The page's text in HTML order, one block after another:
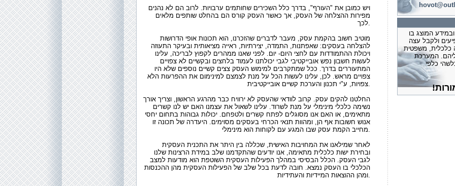
ויש כמובן את "העורף", בדרך כלל השכירים שחותמים ערבויות. לרוב הם לא נהנים
מפירות ההצלחה של העסק, אך כאשר העסק קורס הם בהחלט שותפים מלאים
לכך.
מוטיב חשוב בהקמת עסק, מעבר לדברים שהזכרנו, הוא תכונות אופי הדרושות
להצלחה בעסקים: שאפתנות, התמדה, יצירתיות, ראייה מציאותית ובעיקר התעוזה
ויכולת ההתמודדות עם לחצי היום- יום. לפני שאנו ממהרים לקפוץ לבריכה, עלינו
לעשות חשבון נפש אובייקטיבי לגבי יכולתנו לעמוד בלחצים ובקשיים לא צפויים
המתעוררים בדרך. ככל שמתקרבים למימוש העסק צצים קשיים נוספים שלא היו
צפויים מראש. לכן, עלינו לעשות הכל על מנת לצמצם למינימום את ההפרעות הלא
צפויות, ע"י תכנון והערכת קשיים אובייקטיבית.
החלטנו להקים עסק. קרוב לוודאי שהעסק לא ירוויח כבר מהרגע הראשון, וצריך אורך
נשימה כלכלי מינימלי על מנת לשרוד. עלינו לשאול את עצמנו האם יש לנו קשרים
מתאימים, או האם אנו מסוגלים לפתח קשרים ולטפחם. יכולות גבוהות בתחום יחסי
אנוש חשובות אף הן, ומהוות תנאי הכרחי בעסקים מסוימים. היעדרה של תכונה זו
מחייב הקמת עסק שבו המגע עם לקוחות הוא מינימלי.
לאחר שמילאנו את המחויבות האישית, שכללה בין היתר את התכנית העסקית
ובחירת ישות כלכלית מתאימה, אנו יודעים שהתקדמנו שלב במידת הרצינות שלנו
לגבי העסק. הכלל הבסיסי במהלך הפעילות העסקית השוטפת הוא מודעות למצב
הכלכלי בו העסק נמצא. חובה לדעת בכל שלב של הפעילות העסקית מהן ההכנסות
ומהן ההוצאות המיידיות והעתידיות.
בחיפה קבע
בחיפה קבע
- יש להמציא לחייבים הן את דוחות
המקורי
בת"א קבע
.ניתן לתת הפטר למרות שלא נבדקו
קשות
המוצג בו
ולקבל עצה
כלכלית, משפטית
המערכת
כלפי